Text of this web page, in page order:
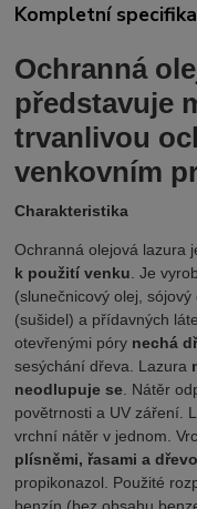
Kompletní
Ochranná
představuje
trvanlivou
venkovním
Charakteristika
Ochranná olejová lazura
k použití venku . Je
(slunečnicový olej,
(sušidel) a přídavných
otevřenými póry nechá
sesýchání dřeva. Lazura
neodlupuje se . Nátěr
povětrnosti a UV záření.
vrchní nátěr v jednom.
plísněmi, řasami a
propikonazol.
Použité
benzín (bez obsahu